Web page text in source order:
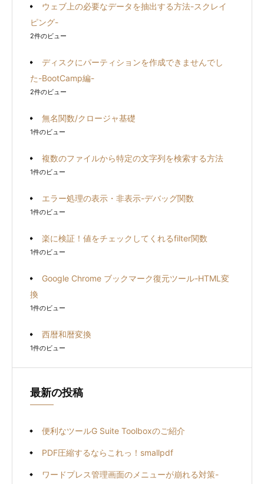
ウェブ上の必要なデータを抽出する方法-スクレイ
ピング-
2件のビュー
ディスクにパーティションを作成できませんでし
た-BootCamp編-
2件のビュー
無名関数/クロージャ基礎
1件のビュー
複数のファイルから特定の文字列を検索する方法
1件のビュー
エラー処理の表示・非表示-デバッグ関数
1件のビュー
楽に検証！値をチェックしてくれるfilter関数
1件のビュー
Google Chrome ブックマーク復元ツール-HTML変
換
1件のビュー
西暦和暦変換
1件のビュー
最新の投稿
便利なツールG Suite Toolboxのご紹介
PDF圧縮するならこれっ！smallpdf
ワードプレス管理画面のメニューが崩れる対策-